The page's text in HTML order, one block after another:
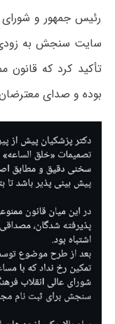
رئیس جمهور و
سایت سنجش به
تأکید کرد که قانون
بوده و صدای